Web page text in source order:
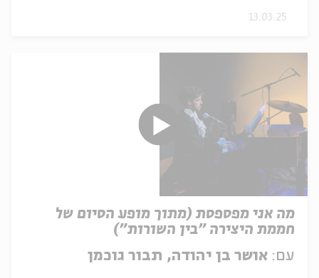
13.03.25
מה אני מפספסת (מתוך מופע הסיום של
חממת היצירה "בין השורות")
עם: אושר בן יהודה, תבור גוכמן